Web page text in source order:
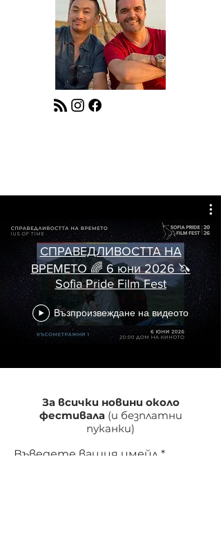
СПРАВЕДЛИВОСТТА НА
ВРЕМЕТО 🌈 6 юни 2026 🦄
Sofia Pride Film Fest
Възпроизвеждане на видеото
За всички новини около
фестивала (и безплатни
пуканки)
Въведете вашия имейл